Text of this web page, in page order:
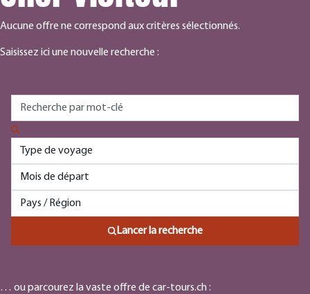
Aucune offre ne correspond aux critères sélectionnés.
Saisissez ici une nouvelle recherche :
Lancer la recherche
… ou parcourez la vaste offre de car-tours.ch :